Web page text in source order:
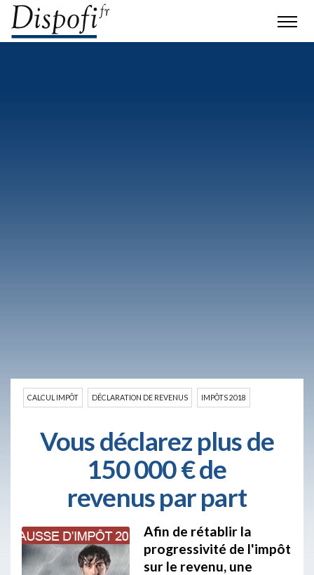
CALCUL IMPÔT DÉCLARATION DE REVENUS IMPÔTS 2018
Vous déclarez plus de
150 000 € de
revenus par part
Afin de rétablir la
progressivité de l'impôt
sur le revenu, une